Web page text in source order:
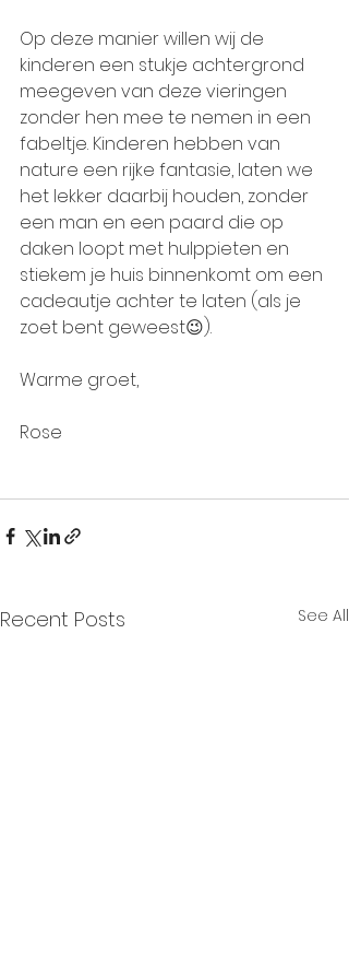
Op deze manier willen wij de
kinderen een stukje achtergrond
meegeven van deze vieringen
zonder hen mee te nemen in een
fabeltje. Kinderen hebben van
nature een rijke fantasie, laten we
het lekker daarbij houden, zonder
een man en een paard die op
daken loopt met hulppieten en
stiekem je huis binnenkomt om een
cadeautje achter te laten (als je
zoet bent geweest😉).
Warme groet,
Rose
Recent Posts See All